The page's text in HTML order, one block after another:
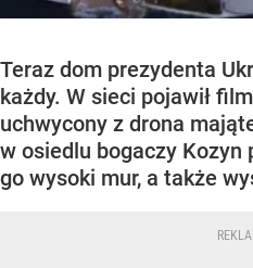
Teraz dom prezydenta
każdy. W sieci pojawił
uchwycony z drona
w osiedlu bogaczy Kozyn
go wysoki mur, a także